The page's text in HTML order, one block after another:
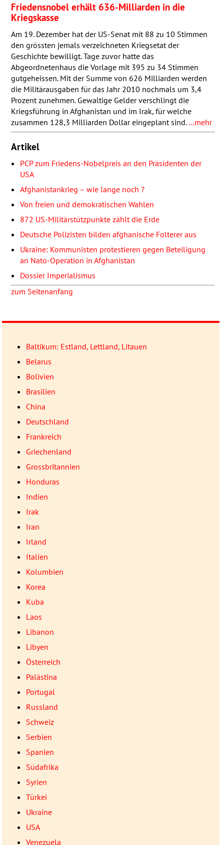
Friedensnobel erhält 636-Milliarden in die
Kriegskasse
Am 19. Dezember hat der US-Senat mit 88 zu 10 Stimmen
den grössten jemals verzeichneten Kriegsetat der
Geschichte bewilligt. Tage zuvor hatte das
Abgeordnetenhaus die Vorlage mit 395 zu 34 Stimmen
gutgeheissen. Mit der Summe von 626 Milliarden werden
die Militärausgaben für das Jahr 2010 nochmals um 3,4
Prozent zunehmen. Gewaltige Gelder verschlingt die
Kriegsführung in Afghanistan und im Irak, für welche
zusammen 128,3 Milliarden Dollar eingeplant sind. …mehr
Artikel
PCPzum Friedens-Nobelpreis an den Präsidenten der
USA
Afghanistankrieg – wie lange noch ?
Von freien und demokratischen Wahlen
872 US-Militärstützpunkte zählt die Erde
Deutsche Polizisten bilden afghanische Folterer aus
Ukraine: Kommunisten protestieren gegen Beteiligung
an Nato-Operation in Afghanistan
Dossier Imperialismus
zum Seitenanfang
Baltikum: Estland, Lettland, Litauen
Belarus
Bolivien
Brasilien
China
Deutschland
Frankreich
Griechenland
Grossbritannien
Honduras
Indien
Irak
Iran
Irland
Italien
Kolumbien
Korea
Kuba
Laos
Libanon
Libyen
Österreich
Palästina
Portugal
Russland
Schweiz
Serbien
Spanien
Südafrika
Syrien
Türkei
Ukraine
USA
Venezuela